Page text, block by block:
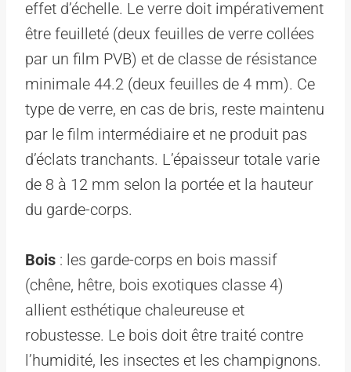
effet d’échelle. Le verre doit impérativement
être feuilleté (deux feuilles de verre collées
par un film PVB) et de classe de résistance
minimale 44.2 (deux feuilles de 4 mm). Ce
type de verre, en cas de bris, reste maintenu
par le film intermédiaire et ne produit pas
d’éclats tranchants. L’épaisseur totale varie
de 8 à 12 mm selon la portée et la hauteur
du garde-corps.
Bois : les garde-corps en bois massif
(chêne, hêtre, bois exotiques classe 4)
allient esthétique chaleureuse et
robustesse. Le bois doit être traité contre
l’humidité, les insectes et les champignons.